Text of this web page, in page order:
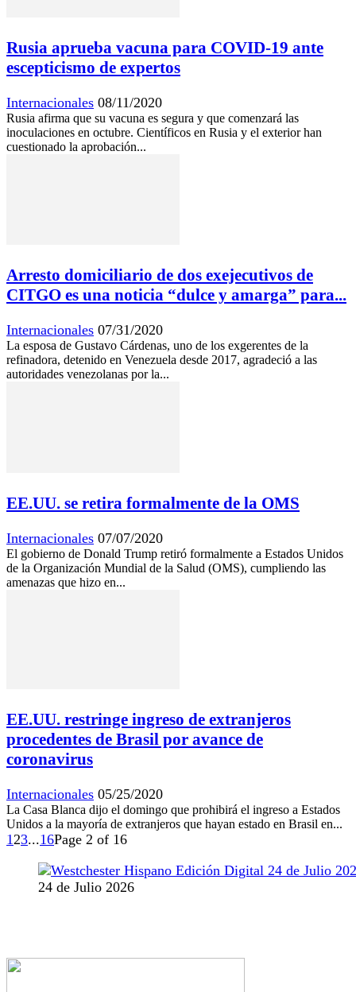
Rusia aprueba vacuna para COVID-19 ante
escepticismo de expertos
Internacionales 08/11/2020
Rusia afirma que su vacuna es segura y que comenzará las
inoculaciones en octubre. Científicos en Rusia y el exterior han
cuestionado la aprobación...
Arresto domiciliario de dos exejecutivos de
CITGO es una noticia “dulce y amarga” para...
Internacionales 07/31/2020
La esposa de Gustavo Cárdenas, uno de los exgerentes de la
refinadora, detenido en Venezuela desde 2017, agradeció a las
autoridades venezolanas por la...
EE.UU. se retira formalmente de la OMS
Internacionales 07/07/2020
El gobierno de Donald Trump retiró formalmente a Estados Unidos
de la Organización Mundial de la Salud (OMS), cumpliendo las
amenazas que hizo en...
EE.UU. restringe ingreso de extranjeros
procedentes de Brasil por avance de
coronavirus
Internacionales 05/25/2020
La Casa Blanca dijo el domingo que prohibirá el ingreso a Estados
Unidos a la mayoría de extranjeros que hayan estado en Brasil en...
123...16Page 2 of 16
24 de Julio 2026